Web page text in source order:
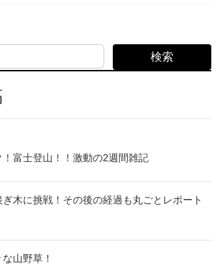
検索
富士登山！！激動の2週間雑記
木に挑戦！その後の経過も丸ごとレポート
山野草！